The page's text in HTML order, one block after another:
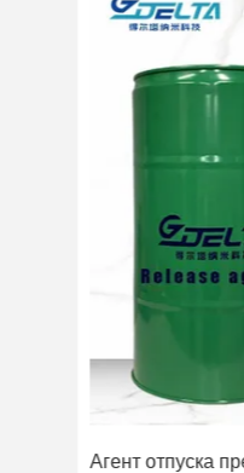
Легкий агент